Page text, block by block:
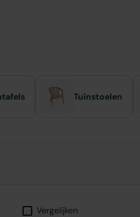
Tuinstoelen
Vergelijken